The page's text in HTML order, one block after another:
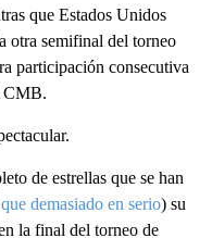
que Estados Unidos
otra semifinal del torneo
participación consecutiva
CMB.
de estrellas que se han
demasiado en serio) su
la final del torneo de